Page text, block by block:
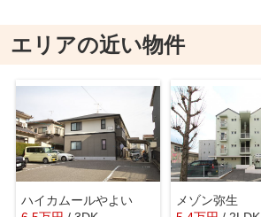
エリアの近い物件
ハイカムールやよい
メゾン弥生